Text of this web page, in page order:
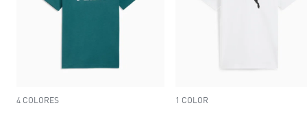
4 COLORES 1 COLOR